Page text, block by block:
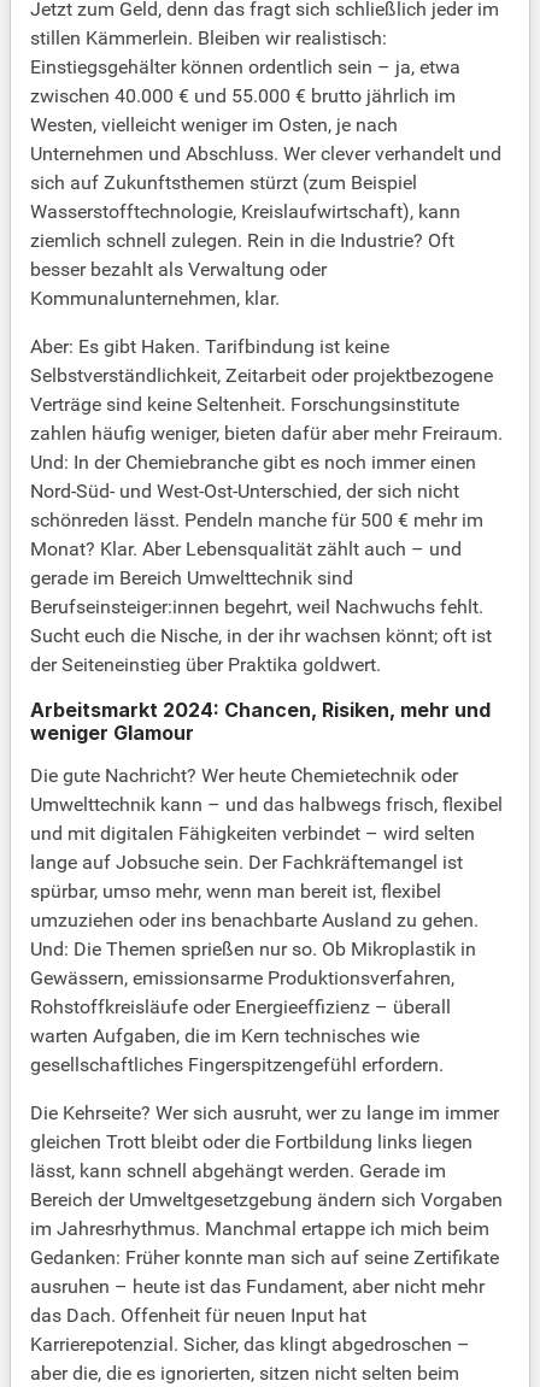
Jetzt zum Geld, denn das fragt sich schließlich jeder im
stillen Kämmerlein. Bleiben wir realistisch:
Einstiegsgehälter können ordentlich sein – ja, etwa
zwischen 40.000 € und 55.000 € brutto jährlich im
Westen, vielleicht weniger im Osten, je nach
Unternehmen und Abschluss. Wer clever verhandelt und
sich auf Zukunftsthemen stürzt (zum Beispiel
Wasserstofftechnologie, Kreislaufwirtschaft), kann
ziemlich schnell zulegen. Rein in die Industrie? Oft
besser bezahlt als Verwaltung oder
Kommunalunternehmen, klar.
Aber: Es gibt Haken. Tarifbindung ist keine
Selbstverständlichkeit, Zeitarbeit oder projektbezogene
Verträge sind keine Seltenheit. Forschungsinstitute
zahlen häufig weniger, bieten dafür aber mehr Freiraum.
Und: In der Chemiebranche gibt es noch immer einen
Nord-Süd- und West-Ost-Unterschied, der sich nicht
schönreden lässt. Pendeln manche für 500 € mehr im
Monat? Klar. Aber Lebensqualität zählt auch – und
gerade im Bereich Umwelttechnik sind
Berufseinsteiger:innen begehrt, weil Nachwuchs fehlt.
Sucht euch die Nische, in der ihr wachsen könnt; oft ist
der Seiteneinstieg über Praktika goldwert.
Arbeitsmarkt 2024: Chancen, Risiken, mehr und
weniger Glamour
Die gute Nachricht? Wer heute Chemietechnik oder
Umwelttechnik kann – und das halbwegs frisch, flexibel
und mit digitalen Fähigkeiten verbindet – wird selten
lange auf Jobsuche sein. Der Fachkräftemangel ist
spürbar, umso mehr, wenn man bereit ist, flexibel
umzuziehen oder ins benachbarte Ausland zu gehen.
Und: Die Themen sprießen nur so. Ob Mikroplastik in
Gewässern, emissionsarme Produktionsverfahren,
Rohstoffkreisläufe oder Energieeffizienz – überall
warten Aufgaben, die im Kern technisches wie
gesellschaftliches Fingerspitzengefühl erfordern.
Die Kehrseite? Wer sich ausruht, wer zu lange im immer
gleichen Trott bleibt oder die Fortbildung links liegen
lässt, kann schnell abgehängt werden. Gerade im
Bereich der Umweltgesetzgebung ändern sich Vorgaben
im Jahresrhythmus. Manchmal ertappe ich mich beim
Gedanken: Früher konnte man sich auf seine Zertifikate
ausruhen – heute ist das Fundament, aber nicht mehr
das Dach. Offenheit für neuen Input hat
Karrierepotenzial. Sicher, das klingt abgedroschen –
aber die, die es ignorierten, sitzen nicht selten beim